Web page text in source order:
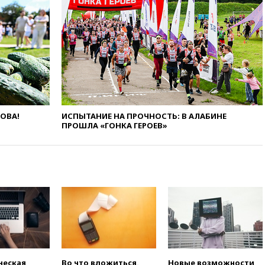
рекордного показателя
12:40В Подмосковье
женщина и трехлетний
ребенок погибли при падении
из окна
12:22В России с 1 сентября
изменятся билеты на
общественный транспорт
12:15Иран и Оман
согласовали главные пункты
Ормузского пролива
разведданными с Украиной
Великобритания
расширила санкции против
В Ярославской области
ИСПЫТАНИЕ НА ПРОЧНОСТЬ: В АЛАБИНЕ
ПРОШЛА «ГОНКА ГЕРОЕВ»
Во что вложиться,
Новые возможности